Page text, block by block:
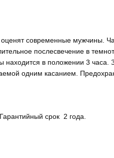
современные мужчины.
послесвечение в
в положении 3
одним касанием.
срок 2 года.